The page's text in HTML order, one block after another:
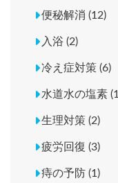
便秘解消 (12)
入浴 (2)
冷え症対策 (6)
水道水の塩素
生理対策 (2)
疲労回復 (3)
痔の予防 (1)